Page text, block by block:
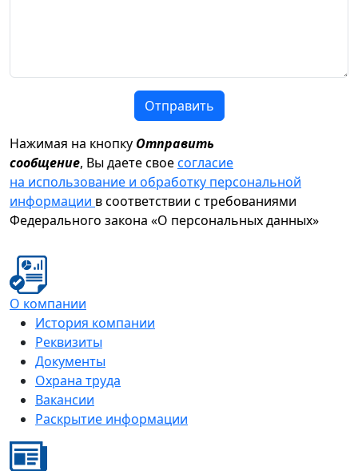
Отправить
Нажимая на кнопку Отправить
сообщение, Вы даете своесогласие
на использование и обработку персональной
информации в соответствии с требованиями
Федерального закона «О персональных данных»
О компании
История компании
Реквизиты
Документы
Охрана труда
Вакансии
Раскрытие информации